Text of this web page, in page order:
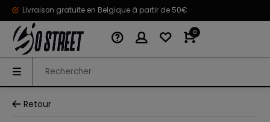
Livraison gratuite en Belgique à partir de 50€
0
Retour